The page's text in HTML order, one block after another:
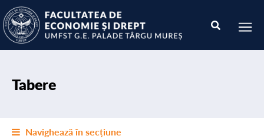
Tabere
Navighează în secțiune